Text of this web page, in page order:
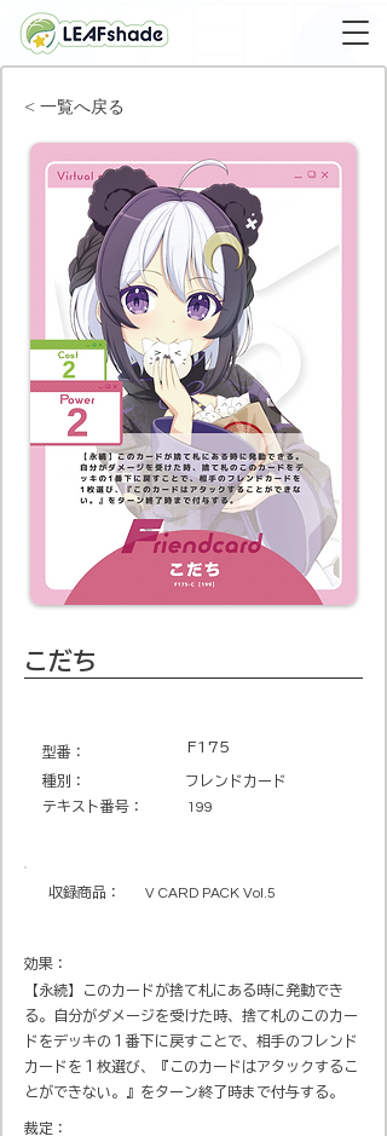
こだち
​型番​： F175
種別：
フレンドカード
テキスト番号​：
199
収録商品​： V CARD PACK Vol.5
効果：
【永続】このカードが捨て札にある時に発動でき
る。自分がダメージを受けた時、捨て札のこのカー
ドをデッキの１番下に戻すことで、相手のフレンド
カードを１枚選び、『このカードはアタックするこ
とができない。』をターン終了時まで付与する。
裁定：
< 一覧へ戻る